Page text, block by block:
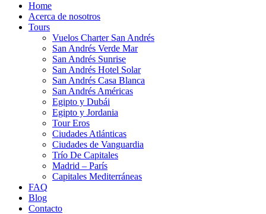
Home
Acerca de nosotros
Tours
Vuelos Charter San Andrés
San Andrés Verde Mar
San Andrés Sunrise
San Andrés Hotel Solar
San Andrés Casa Blanca
San Andrés Américas
Egipto y Dubái
Egipto y Jordania
Tour Eros
Ciudades Atlánticas
Ciudades de Vanguardia
Trío De Capitales
Madrid – París
Capitales Mediterráneas
FAQ
Blog
Contacto